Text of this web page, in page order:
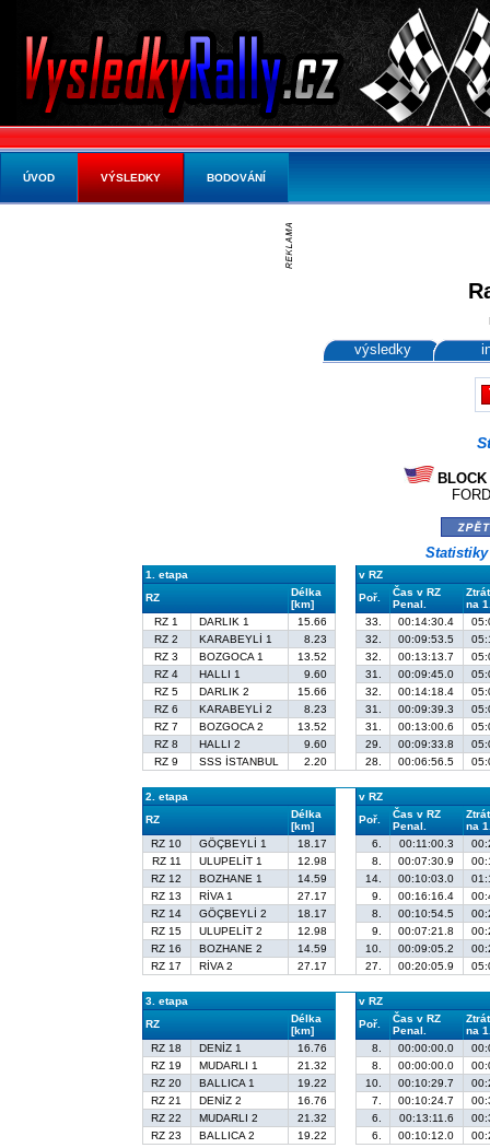
výsledky
1. etapa
v RZ
RZ
Délka
[km]
Poř.
Čas v RZ
Penal.
na
RZ 1
DARLIK 1 15.66 33. 00:14:30.4
RZ 2
KARABEYLİ 1 8.23 32. 00:09:53.5
RZ 3
BOZGOCA 1 13.52 32. 00:13:13.7
RZ 4
HALLI 1 9.60 31. 00:09:45.0
RZ 5
DARLIK 2 15.66 32. 00:14:18.4
RZ 6
KARABEYLİ 2 8.23 31. 00:09:39.3
RZ 7
BOZGOCA 2 13.52 31. 00:13:00.6
RZ 8
HALLI 2 9.60 29. 00:09:33.8
RZ 9
SSS İSTANBUL 2.20 28. 00:06:56.5
2. etapa
v RZ
RZ
Délka
[km]
Poř.
Čas v RZ
Penal.
na
RZ 10
GÖÇBEYLİ 1 18.17 6. 00:11:00.3
RZ 11
ULUPELİT 1 12.98 8. 00:07:30.9
RZ 12
BOZHANE 1 14.59 14. 00:10:03.0
RZ 13
RİVA 1 27.17 9. 00:16:16.4
RZ 14
GÖÇBEYLİ 2 18.17 8. 00:10:54.5
RZ 15
ULUPELİT 2 12.98 9. 00:07:21.8
RZ 16
BOZHANE 2 14.59 10. 00:09:05.2
RZ 17
RİVA 2 27.17 27. 00:20:05.9
3. etapa
v RZ
RZ
Délka
[km]
Poř.
Čas v RZ
Penal.
na
RZ 18
DENİZ 1 16.76 8. 00:00:00.0
RZ 19
MUDARLI 1 21.32 8. 00:00:00.0
RZ 20
BALLICA 1 19.22 10. 00:10:29.7
RZ 21
DENİZ 2 16.76 7. 00:10:24.7
RZ 22
MUDARLI 2 21.32 6. 00:13:11.6
RZ 23
BALLICA 2 19.22 6. 00:10:12.0
ÚVOD VÝSLEDKY BODOVÁNÍ